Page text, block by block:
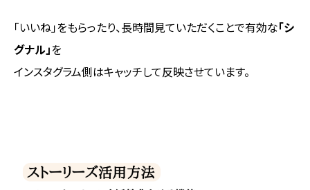
「いいね」をもらったり、長時間見ていただくことで有効な「シ
グナル」を
インスタグラム側はキャッチして反映させています。